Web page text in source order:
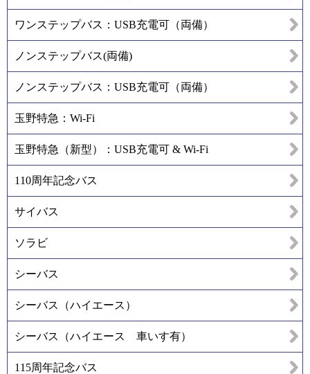
ワンステップバス：USB充電可（両備）
ノンステップバス(両備)
ノンステップバス：USB充電可（両備）
玉野特急：Wi-Fi
玉野特急（新型）：USB充電可 & Wi-Fi
110周年記念バス
サイバス
ソラビ
シーバス
シーバス（ハイエース）
シーバス（ハイエース 車いす有）
115周年記念バス